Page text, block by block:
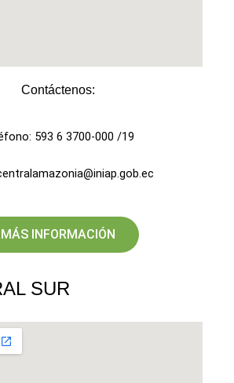
Contáctenos:
593 6 3700-000 /19
MÁS INFORMACIÓN
SUR